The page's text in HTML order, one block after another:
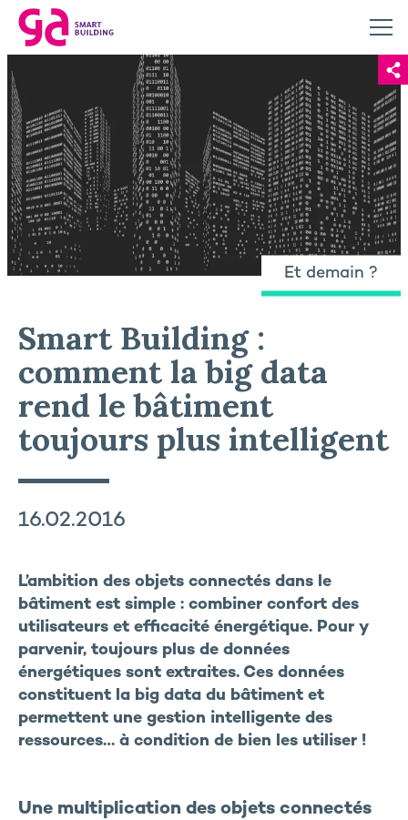
Et demain ?
Smart Building :
comment la big data
rend le bâtiment
toujours plus intelligent
16.02.2016
L’ambition des objets connectés dans le
bâtiment est simple : combiner confort des
utilisateurs et efficacité énergétique. Pour y
parvenir, toujours plus de données
énergétiques sont extraites. Ces données
constituent la big data du bâtiment et
permettent une gestion intelligente des
ressources… à condition de bien les utiliser !
Une multiplication des objets connectés